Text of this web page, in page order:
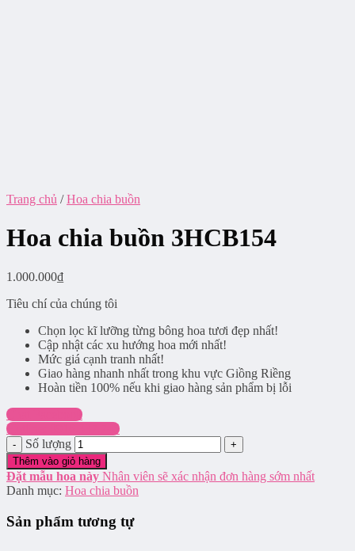
Trang chủ / Hoa chia buồn
Hoa chia buồn 3HCB154
1.000.000₫
Tiêu chí của chúng tôi
Chọn lọc kĩ lưỡng từng bông hoa tươi đẹp nhất!
Cập nhật các xu hướng hoa mới nhất!
Mức giá cạnh tranh nhất!
Giao hàng nhanh nhất trong khu vực Giồng Riềng
Hoàn tiền 100% nếu khi giao hàng sản phẩm bị lỗi
Chat Facebook
Hotline: 0916.337.745
Số lượng
Thêm vào giỏ hàng
Đặt mẫu hoa này Nhân viên sẽ xác nhận đơn hàng sớm nhất
Danh mục: Hoa chia buồn
Sản phẩm tương tự